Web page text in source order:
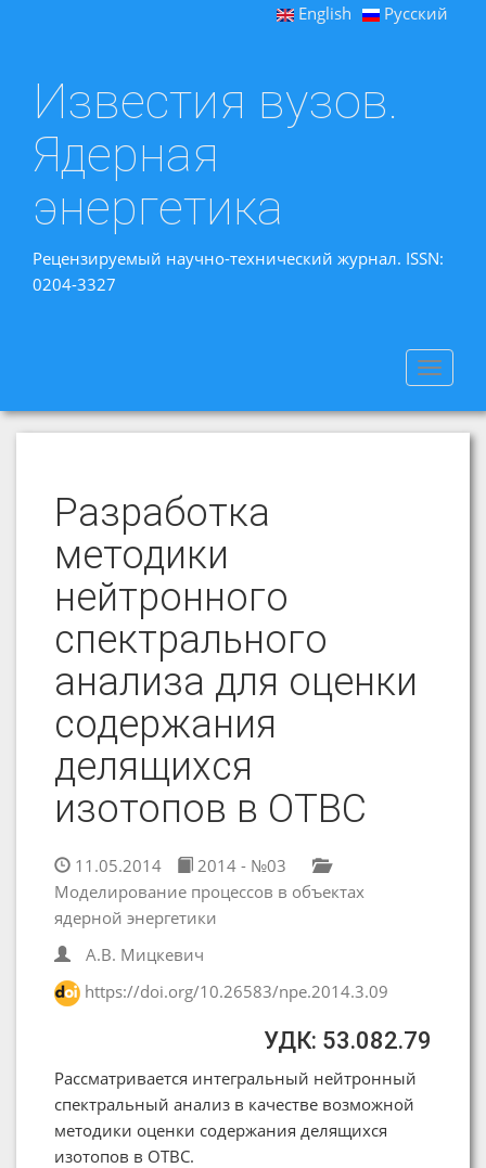
English Русский
Известия вузов.
Ядерная
энергетика
Рецензируемый научно-технический журнал. ISSN:
0204-3327
Toggle
Разработка
методики
нейтронного
спектрального
анализа для оценки
содержания
делящихся
изотопов в ОТВС
11.05.2014
2014 - №03
Моделирование процессов в объектах
ядерной энергетики
А.В. Мицкевич
https://doi.org/10.26583/npe.2014.3.09
УДК: 53.082.79
Рассматривается интегральный нейтронный
спектральный анализ в качестве возможной
методики оценки содержания делящихся
изотопов в ОТВС.